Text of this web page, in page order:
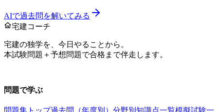
AIで過去問を解いてみる
宅建コーチ
宅建の独学を、今日やることから。
本試験問題＋予想問題で合格まで伴走します。
問題で学ぶ